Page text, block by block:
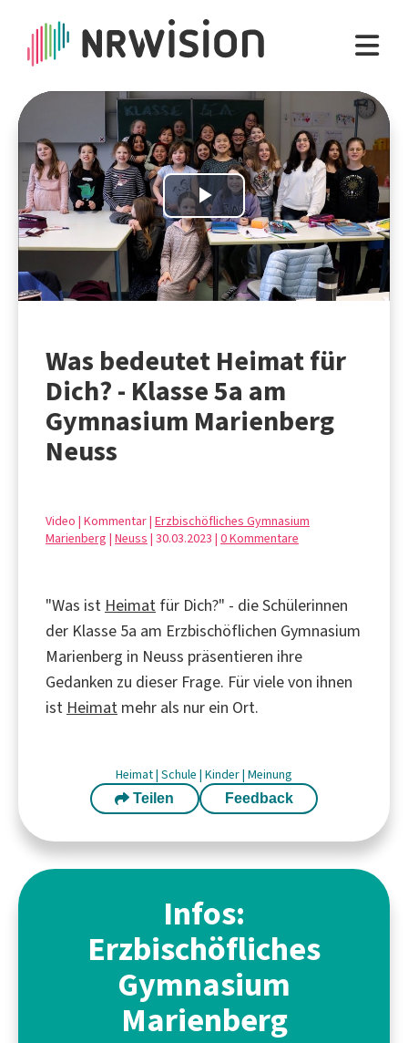
Play
Video
Was bedeutet Heimat für
Dich? - Klasse 5a am
Gymnasium Marienberg
Neuss
Video | Kommentar | Erzbischöfliches Gymnasium
Marienberg | Neuss | 30.03.2023 | 0 Kommentare
"Was ist Heimat für Dich?" - die Schülerinnen
der Klasse 5a am Erzbischöflichen Gymnasium
Marienberg in Neuss präsentieren ihre
Gedanken zu dieser Frage. Für viele von ihnen
ist Heimat mehr als nur ein Ort.
Heimat| Schule | Kinder| Meinung
Teilen Feedback
Infos:
Erzbischöfliches
Gymnasium
Marienberg